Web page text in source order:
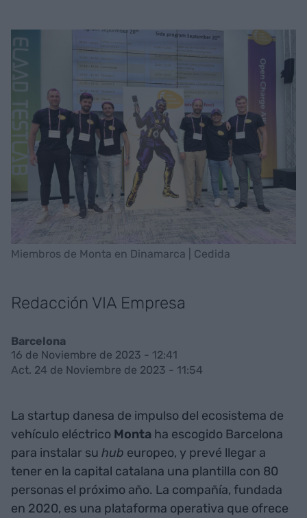
Miembros de Monta en Dinamarca | Cedida
Redacción VIA Empresa
Barcelona
16 de Noviembre de 2023 - 12:41
Act. 24 de Noviembre de 2023 - 11:54
La startup danesa de impulso del ecosistema de
vehículo eléctrico Monta ha escogido Barcelona
para instalar su hub europeo, y prevé llegar a
tener en la capital catalana una plantilla con 80
personas el próximo año. La compañía, fundada
en 2020, es una plataforma operativa que ofrece